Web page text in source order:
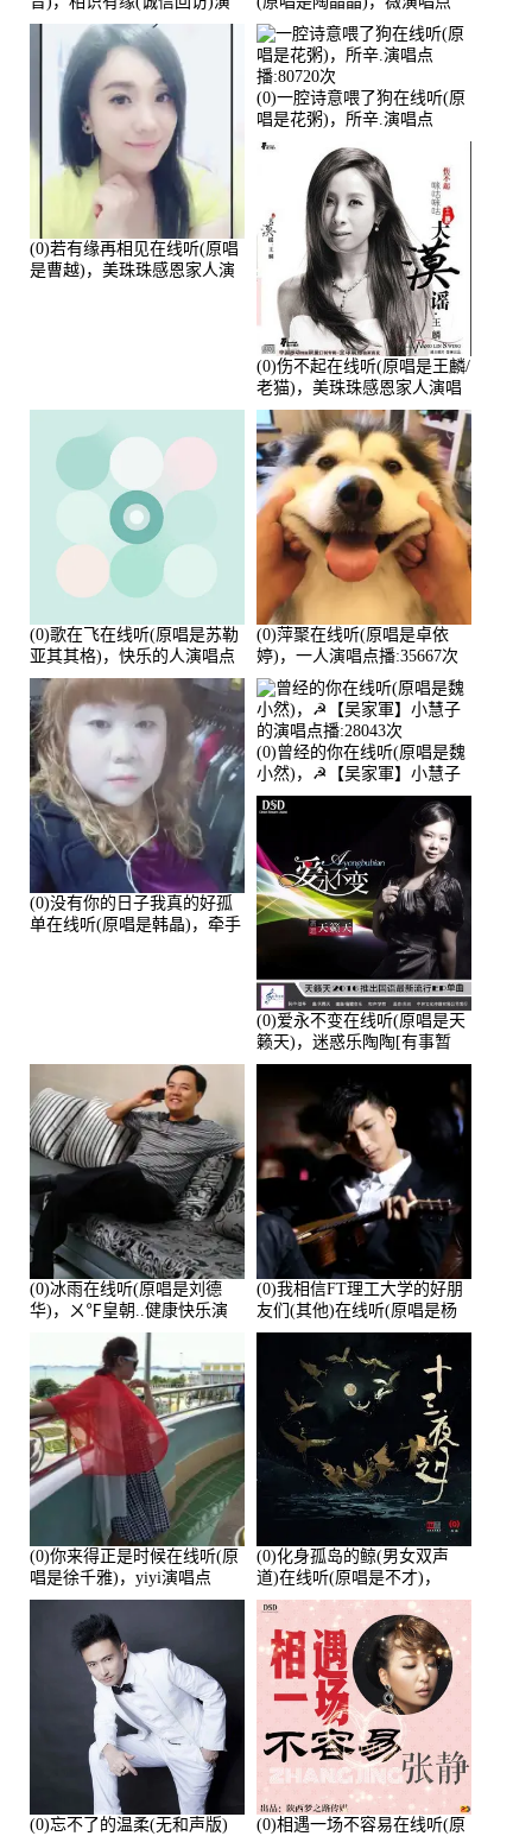
唱点播:161288次
播:159722次
(0)若有缘再相见在线听(原唱
是曹越)，美珠珠感恩家人演
(0)一腔诗意喂了狗在线听(原
唱是花粥)，所辛.演唱点
播:80720次
(0)伤不起在线听(原唱是王麟/
老猫)，美珠珠感恩家人演唱
点播:80218次
(0)歌在飞在线听(原唱是苏勒
亚其其格)，快乐的人演唱点
播:36次
(0)萍聚在线听(原唱是卓依
婷)，一人演唱点播:35667次
(0)没有你的日子我真的好孤
单在线听(原唱是韩晶)，牵手
(0)曾经的你在线听(原唱是魏
小然)，☭【吴家軍】小慧子
的演唱点播:28043次
(0)爱永不变在线听(原唱是天
籁天)，迷惑乐陶陶[有事暂
离]演唱点播:27678次
(0)冰雨在线听(原唱是刘德
华)，ㄨ℉皇朝..健康快乐演
(0)我相信FT理工大学的好朋
友们(其他)在线听(原唱是杨
培安)，老乔演唱点播:23714
(0)你来得正是时候在线听(原
唱是徐千雅)，yiyi演唱点
播:21991次
(0)化身孤岛的鲸(男女双声
道)在线听(原唱是不才)，
HGBai演唱点播:19428次
(0)忘不了的温柔(无和声版)
(0)相遇一场不容易在线听(原